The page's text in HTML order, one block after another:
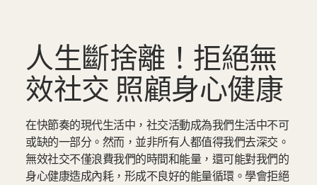
人生斷捨離！拒絕無
效社交 照顧身心健康
在快節奏的現代生活中，社交活動成為我們生活中不可
或缺的一部分。然而，並非所有人都值得我們去深交。
無效社交不僅浪費我們的時間和能量，還可能對我們的
身心健康造成內耗，形成不良好的能量循環。學會拒絕